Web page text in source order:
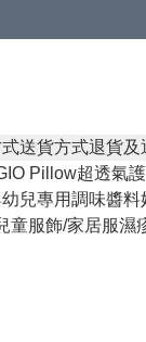
送貨方式退貨及
Pillow超透氣
兒專用調味醬料
童服飾/家居服濕